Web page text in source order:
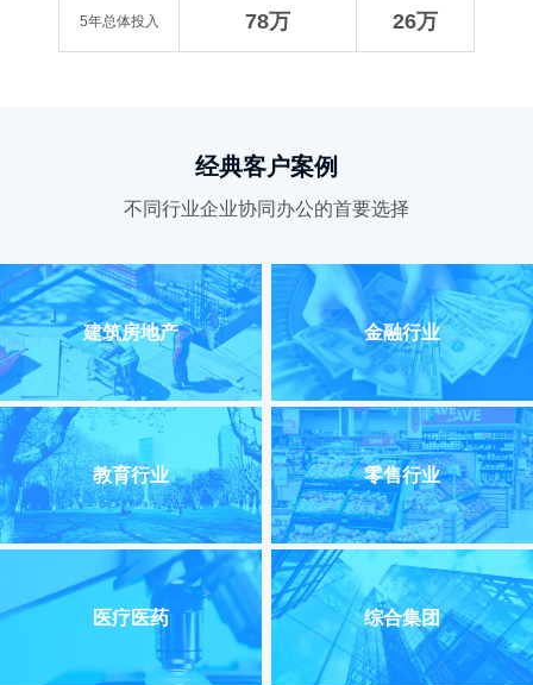
5年总体投入 78万 26万
经典客户案例
不同行业企业协同办公的首要选择
建筑房地产 金融行业
教育行业 零售行业
医疗医药 综合集团